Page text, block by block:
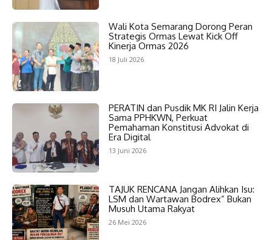
Wali Kota Semarang Dorong Peran
Strategis Ormas Lewat Kick Off
Kinerja Ormas 2026
18 Juli 2026
PERATIN dan Pusdik MK RI Jalin Kerja
Sama PPHKWN, Perkuat
Pemahaman Konstitusi Advokat di
Era Digital
13 Juni 2026
TAJUK RENCANA Jangan Alihkan Isu:
LSM dan Wartawan Bodrex” Bukan
Musuh Utama Rakyat
26 Mei 2026